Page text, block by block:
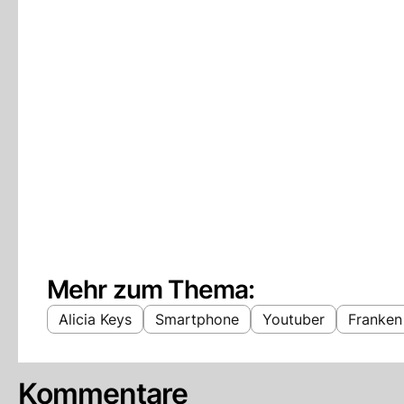
Mehr zum Thema:
Alicia Keys Smartphone Youtuber Franken
Kommentare